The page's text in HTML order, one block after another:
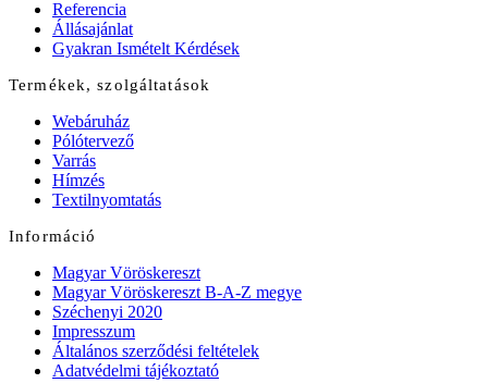
Referencia
Állásajánlat
Gyakran Ismételt Kérdések
Termékek, szolgáltatások
Webáruház
Pólótervező
Varrás
Hímzés
Textilnyomtatás
Információ
Magyar Vöröskereszt
Magyar Vöröskereszt B-A-Z megye
Széchenyi 2020
Impresszum
Általános szerződési feltételek
Adatvédelmi tájékoztató